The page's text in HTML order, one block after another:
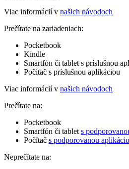
Viac informácií v našich návodoch
Prečítate na zariadeniach:
Pocketbook
Kindle
Smartfón či tablet s príslušnou
Počítač s príslušnou aplikáciou
Viac informácií v našich návodoch
Prečítate na:
Pocketbook
Smartfón či tablet s
Počítač s podporovanou
Neprečítate na: